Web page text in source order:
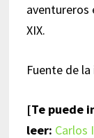
aventureros
XIX.
Fuente de
[Te puede
leer: Carlos